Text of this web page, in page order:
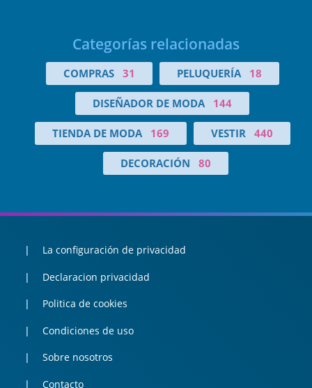
Categorías relacionadas
COMPRAS 31 PELUQUERÍA 18
DISEÑADOR DE MODA 144
TIENDA DE MODA 169 VESTIR 440
DECORACIÓN 80
La configuración de privacidad
Declaracion privacidad
Politica de cookies
Condiciones de uso
Sobre nosotros
Contacto